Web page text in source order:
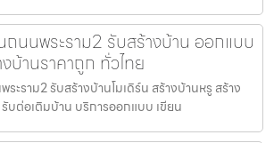
ถนนพระราม2 รับสร้างบ้าน ออกแบบ
บ้านราคาถูก ทั่วไทย
ะราม2 รับสร้างบ้านโมเดิร์น สร้างบ้านหรู สร้าง
รับต่อเติมบ้าน บริการออกแบบ เขียน